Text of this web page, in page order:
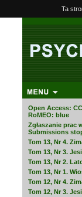
Ta
Open Access:
RoMEO: blue
Zgłaszanie prac
Submissions
Tom 13, Nr 4.
Tom 13, Nr 3.
Tom 13, Nr 2.
Tom 13, Nr 1.
Tom 12, Nr 4.
Tom 12, Nr 3.